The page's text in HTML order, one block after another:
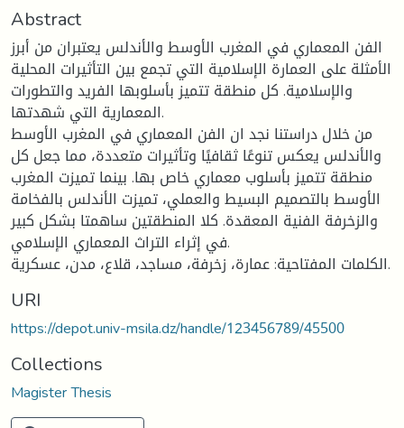
Abstract
الفن المعماري في المغرب الأوسط والأندلس يعتبران من أبرز
الأمثلة على العمارة الإسلامية التي تجمع بين التأثيرات المحلية
والإسلامية. كل منطقة تتميز بأسلوبها الفريد والتطورات
المعمارية التي شهدتها.
من خلال دراستنا نجد ان الفن المعماري في المغرب الأوسط
والأندلس يعكس تنوعًا ثقافيًا وتأثيرات متعددة، مما جعل كل
منطقة تتميز بأسلوب معماري خاص بها. بينما تميزت المغرب
الأوسط بالتصميم البسيط والعملي، تميزت الأندلس بالفخامة
والزخرفة الفنية المعقدة. كلا المنطقتين ساهمتا بشكل كبير
في إثراء التراث المعماري الإسلامي.
الكلمات المفتاحية: عمارة، زخرفة، مساجد، قلاع، مدن، عسكرية.
URI
https://depot.univ-msila.dz/handle/123456789/45500
Collections
Magister Thesis